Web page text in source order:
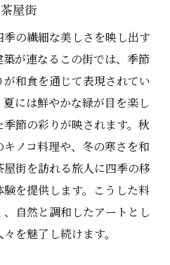
屋街
の繊細な美しさを映し出す
が連なるこの街では、季節
和食を通じて表現されてい
には鮮やかな緑が目を楽し
節の彩りが映されます。秋
ノコ料理や、冬の寒さを和
街を訪れる旅人に四季の移
を提供します。こうした料
自然と調和したアートとし
を魅了し続けます。